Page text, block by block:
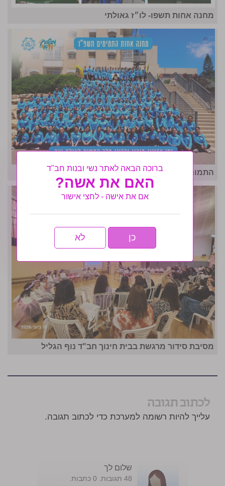
מחנה אחות תשפו- לו״ז גאולתי
התמונה המרכזית- מחנה אחות ה'תשפ"ו
מסיבת סידור מרגשת בבית חינוך חב"ד נוף הגליל
לכתוב תגובה
עלייך להיות רשומה למערכת כדי לכתוב תגובה.
שלום לך
48 תגובות. 0 כתבות.
ברוכה הבאה לאתר נשי ובנות חב"ד
האם את אשה?
אם את אישה - לחצי אישור
כן לא